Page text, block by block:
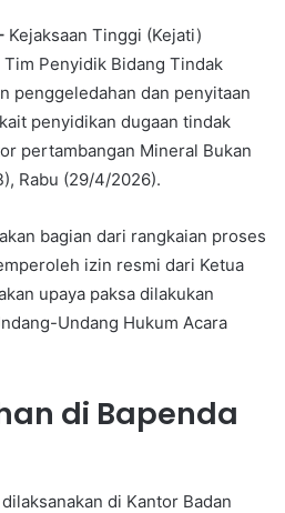
Kejaksaan Tinggi (Kejati)
Penyidik Bidang Tindak
penggeledahan dan penyitaan
penyidikan dugaan tindak
pertambangan Mineral Bukan
Rabu (29/4/2026).
bagian dari rangkaian proses
izin resmi dari Ketua
upaya paksa dilakukan
Undang Hukum Acara
di Bapenda
di Kantor Badan